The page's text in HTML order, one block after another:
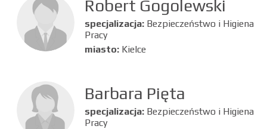
Robert Gogolewski
specjalizacja: Bezpieczeństwo i Higiena
Pracy
miasto: Kielce
Barbara Pięta
specjalizacja: Bezpieczeństwo i Higiena
Pracy